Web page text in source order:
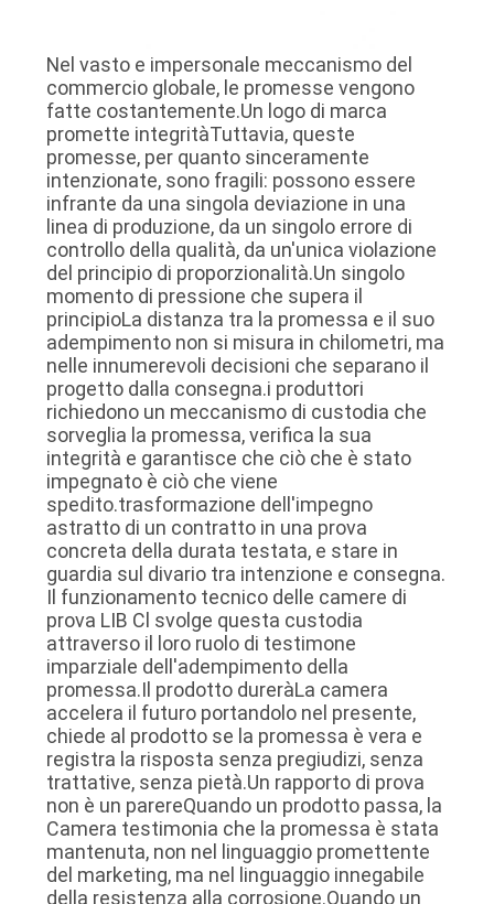
Nel vasto e impersonale meccanismo del
commercio globale, le promesse vengono
fatte costantemente.Un logo di marca
promette integritàTuttavia, queste
promesse, per quanto sinceramente
intenzionate, sono fragili: possono essere
infrante da una singola deviazione in una
linea di produzione, da un singolo errore di
controllo della qualità, da un'unica violazione
del principio di proporzionalità.Un singolo
momento di pressione che supera il
principioLa distanza tra la promessa e il suo
adempimento non si misura in chilometri, ma
nelle innumerevoli decisioni che separano il
progetto dalla consegna.i produttori
richiedono un meccanismo di custodia che
sorveglia la promessa, verifica la sua
integrità e garantisce che ciò che è stato
impegnato è ciò che viene
spedito.trasformazione dell'impegno
astratto di un contratto in una prova
concreta della durata testata, e stare in
guardia sul divario tra intenzione e consegna.
Il funzionamento tecnico delle camere di
prova LIB Cl svolge questa custodia
attraverso il loro ruolo di testimone
imparziale dell'adempimento della
promessa.Il prodotto dureràLa camera
accelera il futuro portandolo nel presente,
chiede al prodotto se la promessa è vera e
registra la risposta senza pregiudizi, senza
trattative, senza pietà.Un rapporto di prova
non è un parereQuando un prodotto passa, la
Camera testimonia che la promessa è stata
mantenuta, non nel linguaggio promettente
del marketing, ma nel linguaggio innegabile
della resistenza alla corrosione.Quando un